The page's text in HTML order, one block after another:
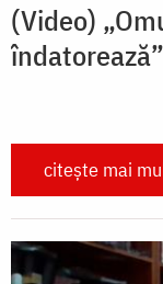
(Video)
citește mai